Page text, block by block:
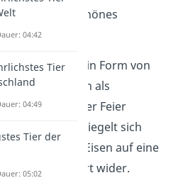
es doch ein schönes
kann auch in Form von
Kränzen als
bei der Feier
werden. So spiegelt sich
dort das Thema Eisen auf eine
und kreative Art wider.
04:42
Tier
04:49
Tier der
05:02